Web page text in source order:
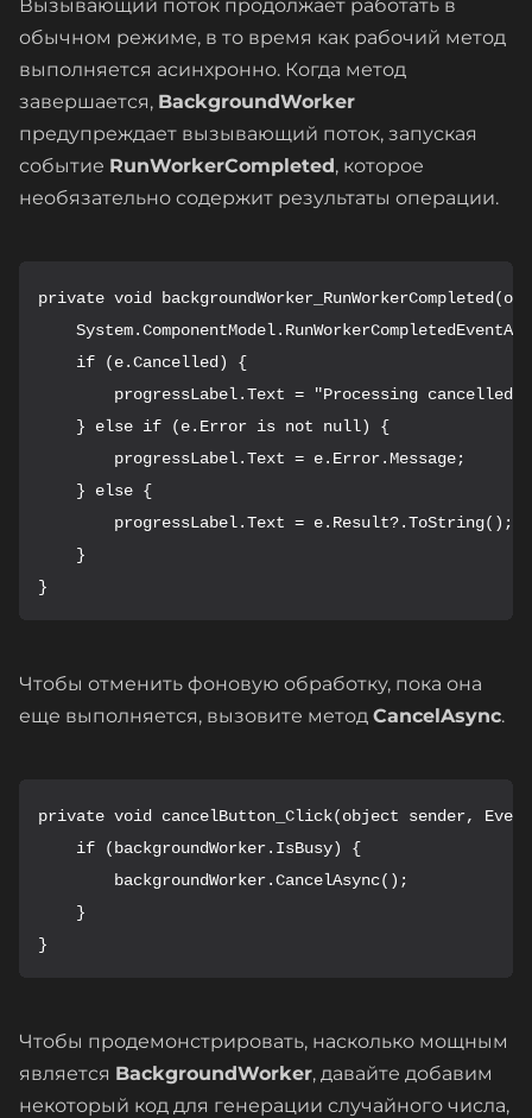
Вызывающий поток продолжает работать в
обычном режиме, в то время как рабочий метод
выполняется асинхронно. Когда метод
завершается, BackgroundWorker
предупреждает вызывающий поток, запуская
событие RunWorkerCompleted, которое
необязательно содержит результаты операции.
private void
    if (e.Cancelled) {
        progressLabel.Text = "Processing cancelled";
    } else if (e.Error is not null) {
        progressLabel.Text = e.Error.Message;
    } else {
        progressLabel.Text = e.Result?.ToString();
    }
}
Чтобы отменить фоновую обработку, пока она
еще выполняется, вызовите метод CancelAsync.
private void cancelButton_Click(object sender,
    if (backgroundWorker.IsBusy) {
        backgroundWorker.CancelAsync();
    }
}
Чтобы продемонстрировать, насколько мощным
является BackgroundWorker, давайте добавим
некоторый код для генерации случайного числа,